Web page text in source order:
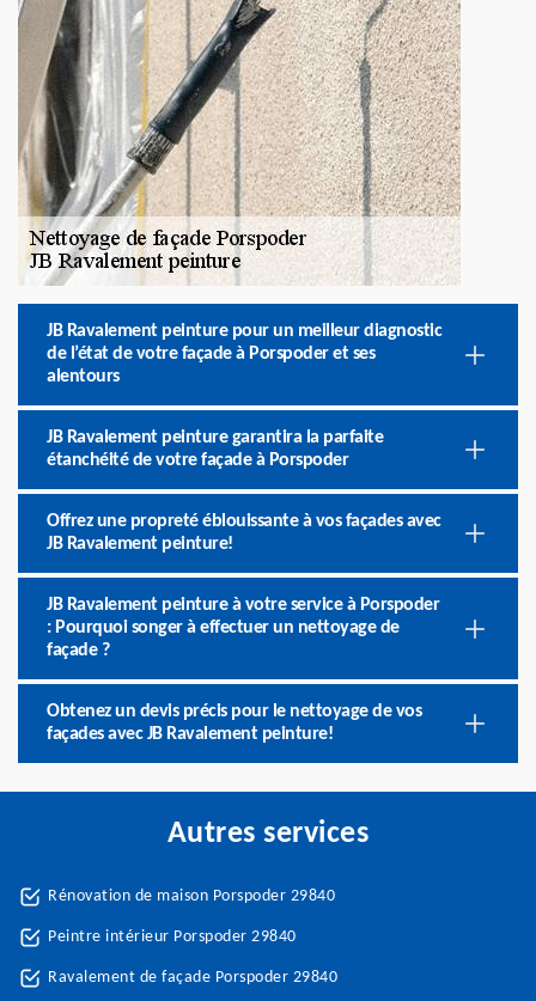
JB Ravalement peinture pour un meilleur diagnostic
de l’état de votre façade à Porspoder et ses
alentours
JB Ravalement peinture garantira la parfaite
étanchéité de votre façade à Porspoder
Offrez une propreté éblouissante à vos façades avec
JB Ravalement peinture!
JB Ravalement peinture à votre service à Porspoder
: Pourquoi songer à effectuer un nettoyage de
façade ?
Obtenez un devis précis pour le nettoyage de vos
façades avec JB Ravalement peinture!
Autres services
Rénovation de maison Porspoder 29840
Peintre intérieur Porspoder 29840
Ravalement de façade Porspoder 29840